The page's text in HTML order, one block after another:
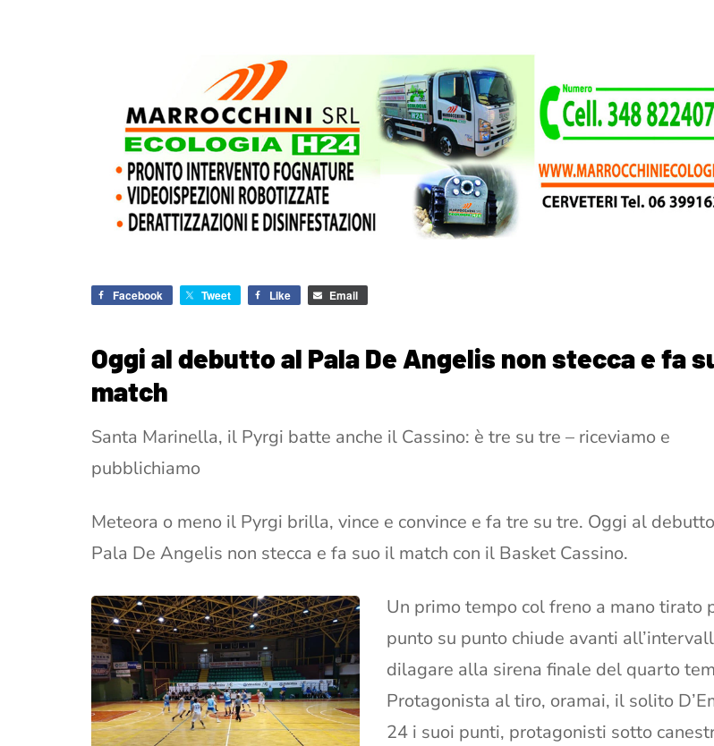
Facebook Tweet Like Email
Oggi al debutto al Pala De Angelis non stecca e fa
match
Santa Marinella, il Pyrgi batte anche il Cassino: è tre su tre – riceviamo e
pubblichiamo
Meteora o meno il Pyrgi brilla, vince e convince e fa tre su tre. Oggi al
Pala De Angelis non stecca e fa suo il match con il Basket Cassino.
Un primo tempo col freno a mano tirato
punto su punto chiude avanti
dilagare alla sirena finale del quarto
Protagonista al tiro, oramai, il solito
24 i suoi punti, protagonisti sotto